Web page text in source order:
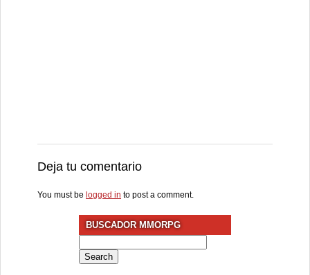
Deja tu comentario
You must be logged in to post a comment.
BUSCADOR MMORPG
for: